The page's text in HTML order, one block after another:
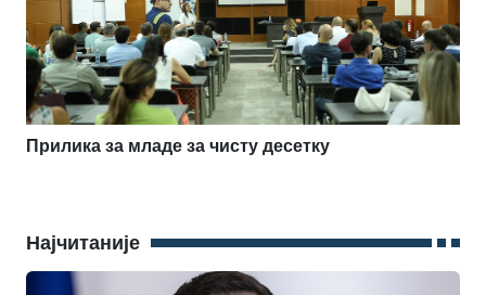
Прилика за младе за чисту десетку
Најчитаније